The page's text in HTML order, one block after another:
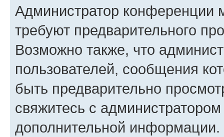
Администратор конференции
требуют предварительного
Возможно также, что
пользователей, сообщения
быть предварительно
свяжитесь с
дополнительной информации.